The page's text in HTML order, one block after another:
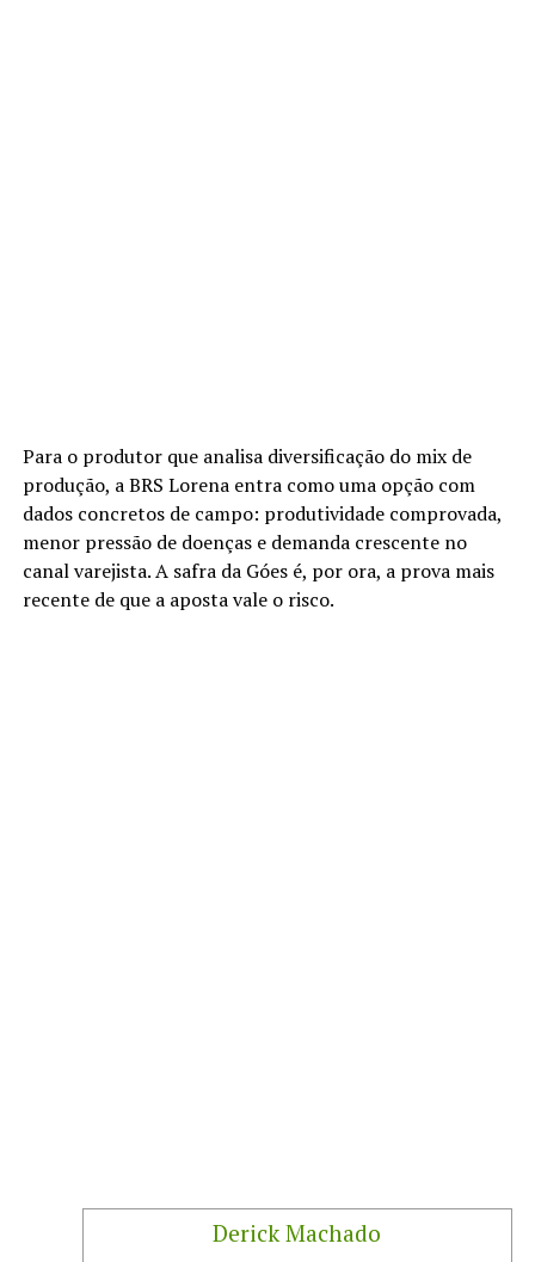
Para o produtor que analisa diversificação do mix de
produção, a BRS Lorena entra como uma opção com
dados concretos de campo: produtividade comprovada,
menor pressão de doenças e demanda crescente no
canal varejista. A safra da Góes é, por ora, a prova mais
recente de que a aposta vale o risco.
Derick Machado